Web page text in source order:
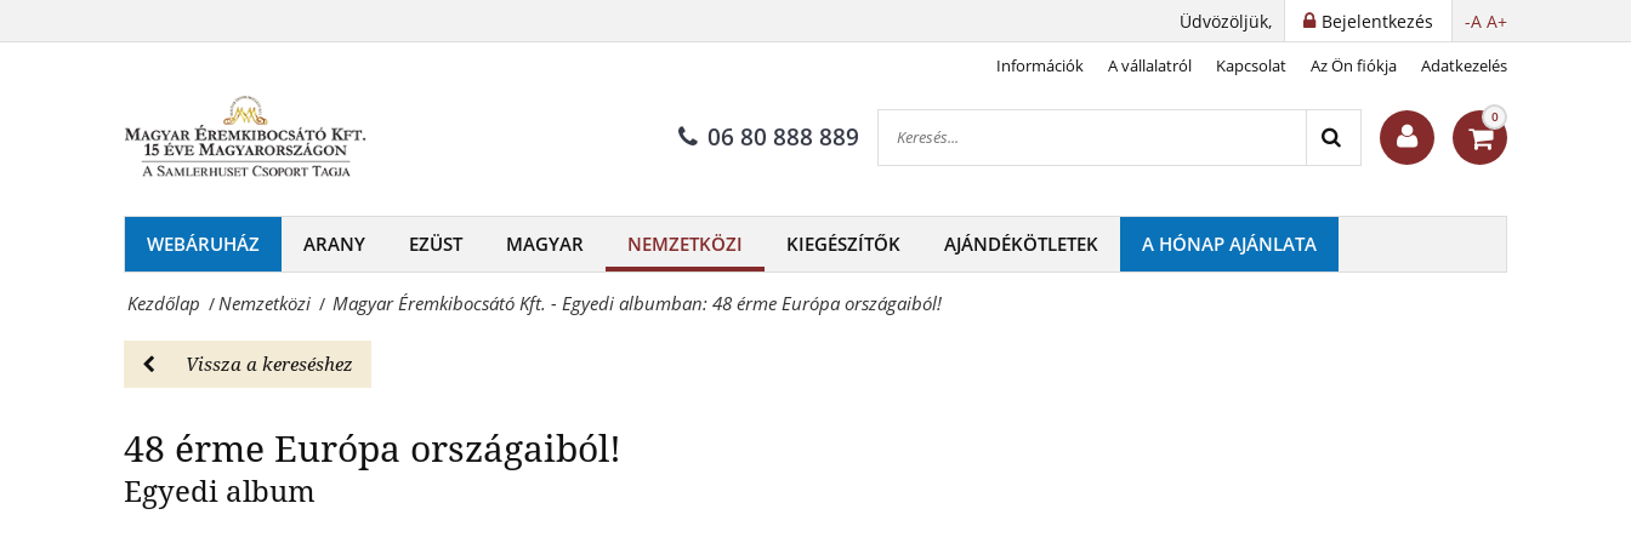
-
albumban:
48
érme
Európa
-
Nemzetközi
-A A+
Bejelentkezés
Üdvözöljük,
Információk A vállalatról Kapcsolat Az Ön fiókja Adatkezelés
06 80 888 889
0
WEBÁRUHÁZ ARANY EZÜST MAGYAR NEMZETKÖZI KIEGÉSZÍTŐK AJÁNDÉKÖTLETEK A HÓNAP AJÁNLATA
Kezdőlap /Nemzetközi / Magyar Éremkibocsátó Kft. - Egyedi albumban: 48 érme Európa országaiból!
Vissza a kereséshez
48 érme Európa országaiból!
Egyedi album
48 érme Európa országaiból!
országaiból!
Nemzetközi
Kft.
Érmék
és